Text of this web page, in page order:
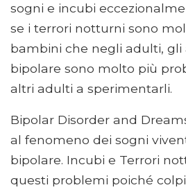
sogni e incubi
se i terrori notturni sono
bambini che negli adulti, gli
bipolare sono molto più
altri adulti a sperimentarli.
Bipolar Disorder and
al fenomeno dei sogni
bipolare. Incubi e Terrori
questi problemi poiché